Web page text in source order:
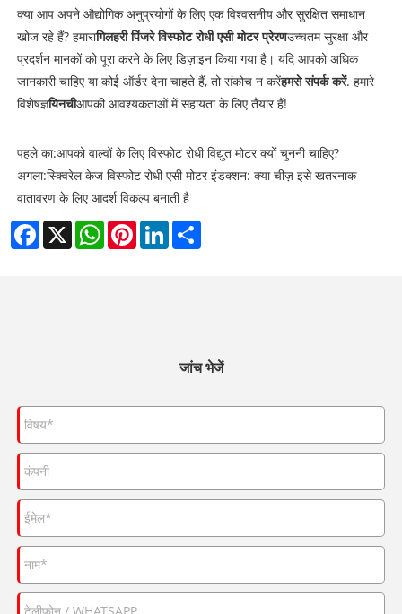
क्या आप अपने औद्योगिक अनुप्रयोगों के लिए एक विश्वसनीय और सुरक्षित समाधान
खोज रहे हैं? हमारागिलहरी पिंजरे विस्फोट रोधी एसी मोटर प्रेरणउच्चतम सुरक्षा और
प्रदर्शन मानकों को पूरा करने के लिए डिज़ाइन किया गया है। यदि आपको अधिक
जानकारी चाहिए या कोई ऑर्डर देना चाहते हैं, तो संकोच न करेंहमसे संपर्क करें. हमारे
विशेषज्ञयिनचीआपकी आवश्यकताओं में सहायता के लिए तैयार हैं!
पहले का:आपको वाल्वों के लिए विस्फोट रोधी विद्युत मोटर क्यों चुननी चाहिए?
अगला:स्क्विरेल केज विस्फोट रोधी एसी मोटर इंडक्शन: क्या चीज़ इसे खतरनाक
वातावरण के लिए आदर्श विकल्प बनाती है
Facebook
X WhatsAppPinterestLinkedIn
जांच भेजें